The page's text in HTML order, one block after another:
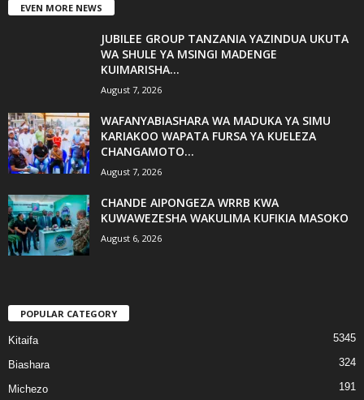
EVEN MORE NEWS
JUBILEE GROUP TANZANIA YAZINDUA UKUTA
WA SHULE YA MSINGI MADENGE
KUIMARISHA...
August 7, 2026
WAFANYABIASHARA WA MADUKA YA SIMU
KARIAKOO WAPATA FURSA YA KUELEZA
CHANGAMOTO...
August 7, 2026
CHANDE AIPONGEZA WRRB KWA
KUWAWEZESHA WAKULIMA KUFIKIA MASOKO
August 6, 2026
POPULAR CATEGORY
Kitaifa 5345
Biashara 324
Michezo 191